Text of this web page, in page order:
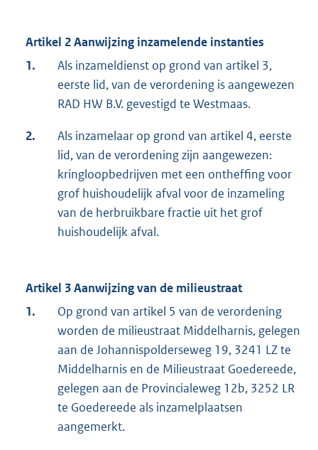
Artikel 2 Aanwijzing inzamelende instanties
1.
Als inzameldienst op grond van artikel 3,
eerste lid, van de verordening is aangewezen
RAD HW B.V. gevestigd te Westmaas.
2.
Als inzamelaar op grond van artikel 4, eerste
lid, van de verordening zijn aangewezen:
kringloopbedrijven met een ontheffing voor
grof huishoudelijk afval voor de inzameling
van de herbruikbare fractie uit het grof
huishoudelijk afval.
Artikel 3 Aanwijzing van de milieustraat
1.
Op grond van artikel 5 van de verordening
worden de milieustraat Middelharnis, gelegen
aan de Johannispolderseweg 19, 3241 LZ te
Middelharnis en de Milieustraat Goedereede,
gelegen aan de Provincialeweg 12b, 3252 LR
te Goedereede als inzamelplaatsen
aangemerkt.